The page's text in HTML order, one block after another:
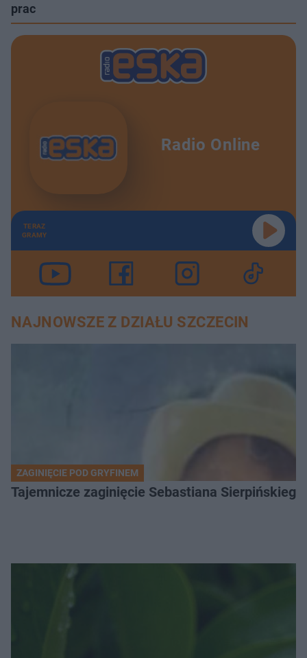
prac
Radio Online
TERAZ
GRAMY
NAJNOWSZE Z DZIAŁU SZCZECIN
ZAGINIĘCIE POD GRYFINEM
Tajemnicze zaginięcie Sebastiana